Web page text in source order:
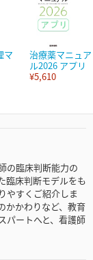
マ
治療薬マニュア
ル2026 アプリ
¥5,610
の臨床判断能力の
臨床判断モデルをも
やすくご紹介しま
かかわりなど、教育
パートへと、看護師